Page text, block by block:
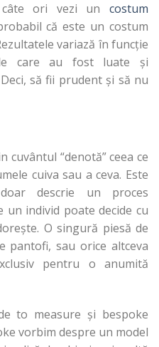
ori vezi un costum
că este un costum
variază în funcție
care au fost luate și
să fii prudent și să nu
cuvântul “denotă” ceea ce
cuiva sau a ceva. Este
descrie un proces
un individ poate decide cu
O singură piesă de
pantofi, sau orice altceva
pentru o anumită
to measure și bespoke
vorbim despre un model